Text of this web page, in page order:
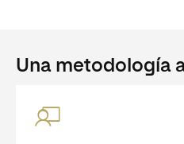
Una metodología